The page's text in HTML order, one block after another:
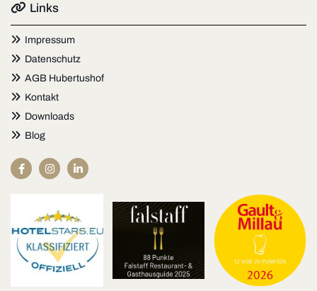
 Links
 Impressum
 Datenschutz
 AGB Hubertushof
 Kontakt
 Downloads
 Blog